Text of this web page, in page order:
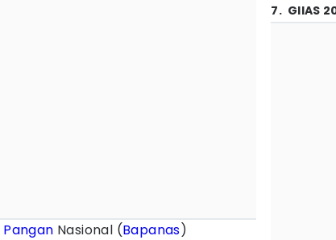
Pangan Nasional (Bapanas)
7. GIIAS